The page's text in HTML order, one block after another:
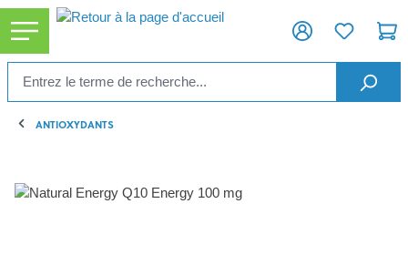
principal
ANTIOXYDANTS
Ignorer la galerie d'images